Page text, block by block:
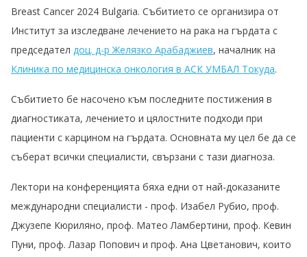
Breast Cancer 2024 Bulgaria. Събитието се организира от
Институт за изследване лечението на рака на гърдата с
председател доц. д-р Желязко Арабаджиев, началник на
Клиника по медицинска онкология в АСК УМБАЛ Токуда.
Събитието бе насочено към последните постижения в
диагностиката, лечението и цялостните подходи при
пациенти с карцином на гърдата. Основната му цел бе да се
съберат всички специалисти, свързани с тази диагноза.
Лектори на конференцията бяха едни от най-доказаните
международни специалисти - проф. Изабел Рубио, проф.
Джузепе Кюриляно, проф. Матео Ламбертини, проф. Кевин
Пуни, проф. Лазар Попович и проф. Ана Цветанович, които